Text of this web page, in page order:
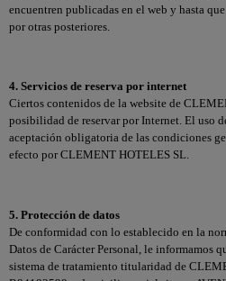
encuentren publicadas en el web y hasta
por otras posteriores.
4. Servicios de reserva por internet
Ciertos contenidos de la website de
posibilidad de reservar por Internet. El uso
aceptación obligatoria de las condiciones
efecto por CLEMENT HOTELES SL.
5. Protección de datos
De conformidad con lo establecido en la
Datos de Carácter Personal, le informamos
sistema de tratamiento titularidad de